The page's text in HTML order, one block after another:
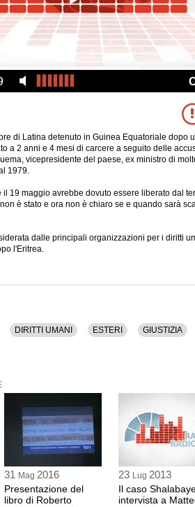
di Latina detenuto in Guinea Equatoriale dopo
a 2 anni e 4 mesi di carcere a seguito delle
vicepresidente del paese, ex ministro di
1979.
il 19 maggio avrebbe dovuto essere liberato dal
è stato e ora non è chiaro se e quando sarà
dalle principali organizzazioni per i diritti
l'Eritrea.
DIRITTI UMANI ESTERI GIUSTIZIA
31 Mag 2016
Presentazione del
libro di Roberto
23 Lug 2013
Il caso
intervista a